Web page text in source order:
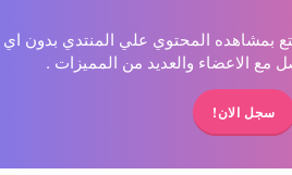
بمشاهده المحتوي علي المنتدي بدون اي
مع الاعضاء والعديد من المميزات .
سجل الان!